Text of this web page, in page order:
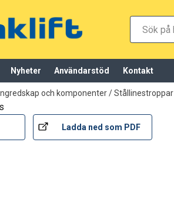
Nyheter Användarstöd Kontakt
och komponenter / Stållinestroppar
Ladda ned som PDF